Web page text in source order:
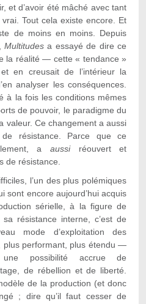
et d’avoir été mâché avec tant
Tout cela existe encore. Et
de moins en moins. Depuis
Multitudes a essayé de dire ce
la réalité — cette « tendance »
en creusait de l’intérieur la
analyser les conséquences.
à la fois les conditions mêmes
de pouvoir, le paradigme du
valeur. Ce changement a aussi
résistance. Parce que ce
a aussiréouvert et
de résistance.
l’un des plus polémiques
sont encore aujourd’hui acquis
sérielle, à la figure de
sa résistance interne, c’est de
mode d’exploitation des
performant, plus étendu —
une possibilité accrue de
de rébellion et de liberté.
de la production (et donc
; dire qu’il faut cesser de